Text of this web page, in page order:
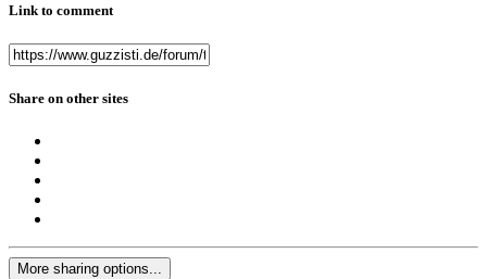
Link to comment
Share on other sites
More sharing options...